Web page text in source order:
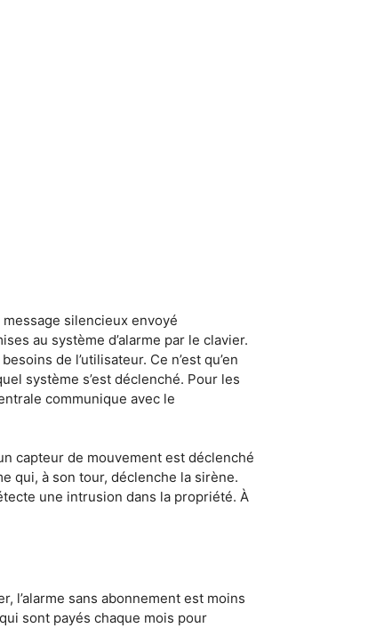
silencieux envoyé
au système d’alarme par le clavier.
de l’utilisateur. Ce n’est qu’en
système s’est déclenché. Pour les
communique avec le
capteur de mouvement est déclenché
qui, à son tour, déclenche la sirène.
une intrusion dans la propriété. À
l’alarme sans abonnement est moins
sont payés chaque mois pour